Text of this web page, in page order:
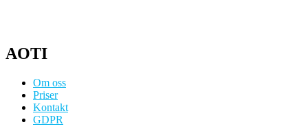
och
AI
AOTI
Om oss
Priser
Kontakt
GDPR